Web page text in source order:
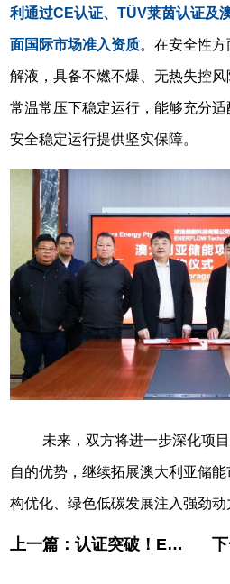
利通过CE认证、TÜV莱茵认证及
面国际市场准入资质。在安全性
解液，具备不燃不爆、无热失控
常温常压下稳定运行，能够充分
安全稳定运行提供坚实保障。
未来，双方将进一步深化项
自的优势，继续拓展澳大利亚储
构优化、绿色低碳发展注入强劲动
上一篇：认证突破！ENERFLOW-200全钒液流储能系统再获澳新双重认证